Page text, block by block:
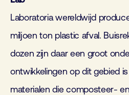
Laboratoria wereldwijd
miljoen ton plastic afval.
dozen zijn daar een groot
ontwikkelingen op dit gebied
materialen die composteer-